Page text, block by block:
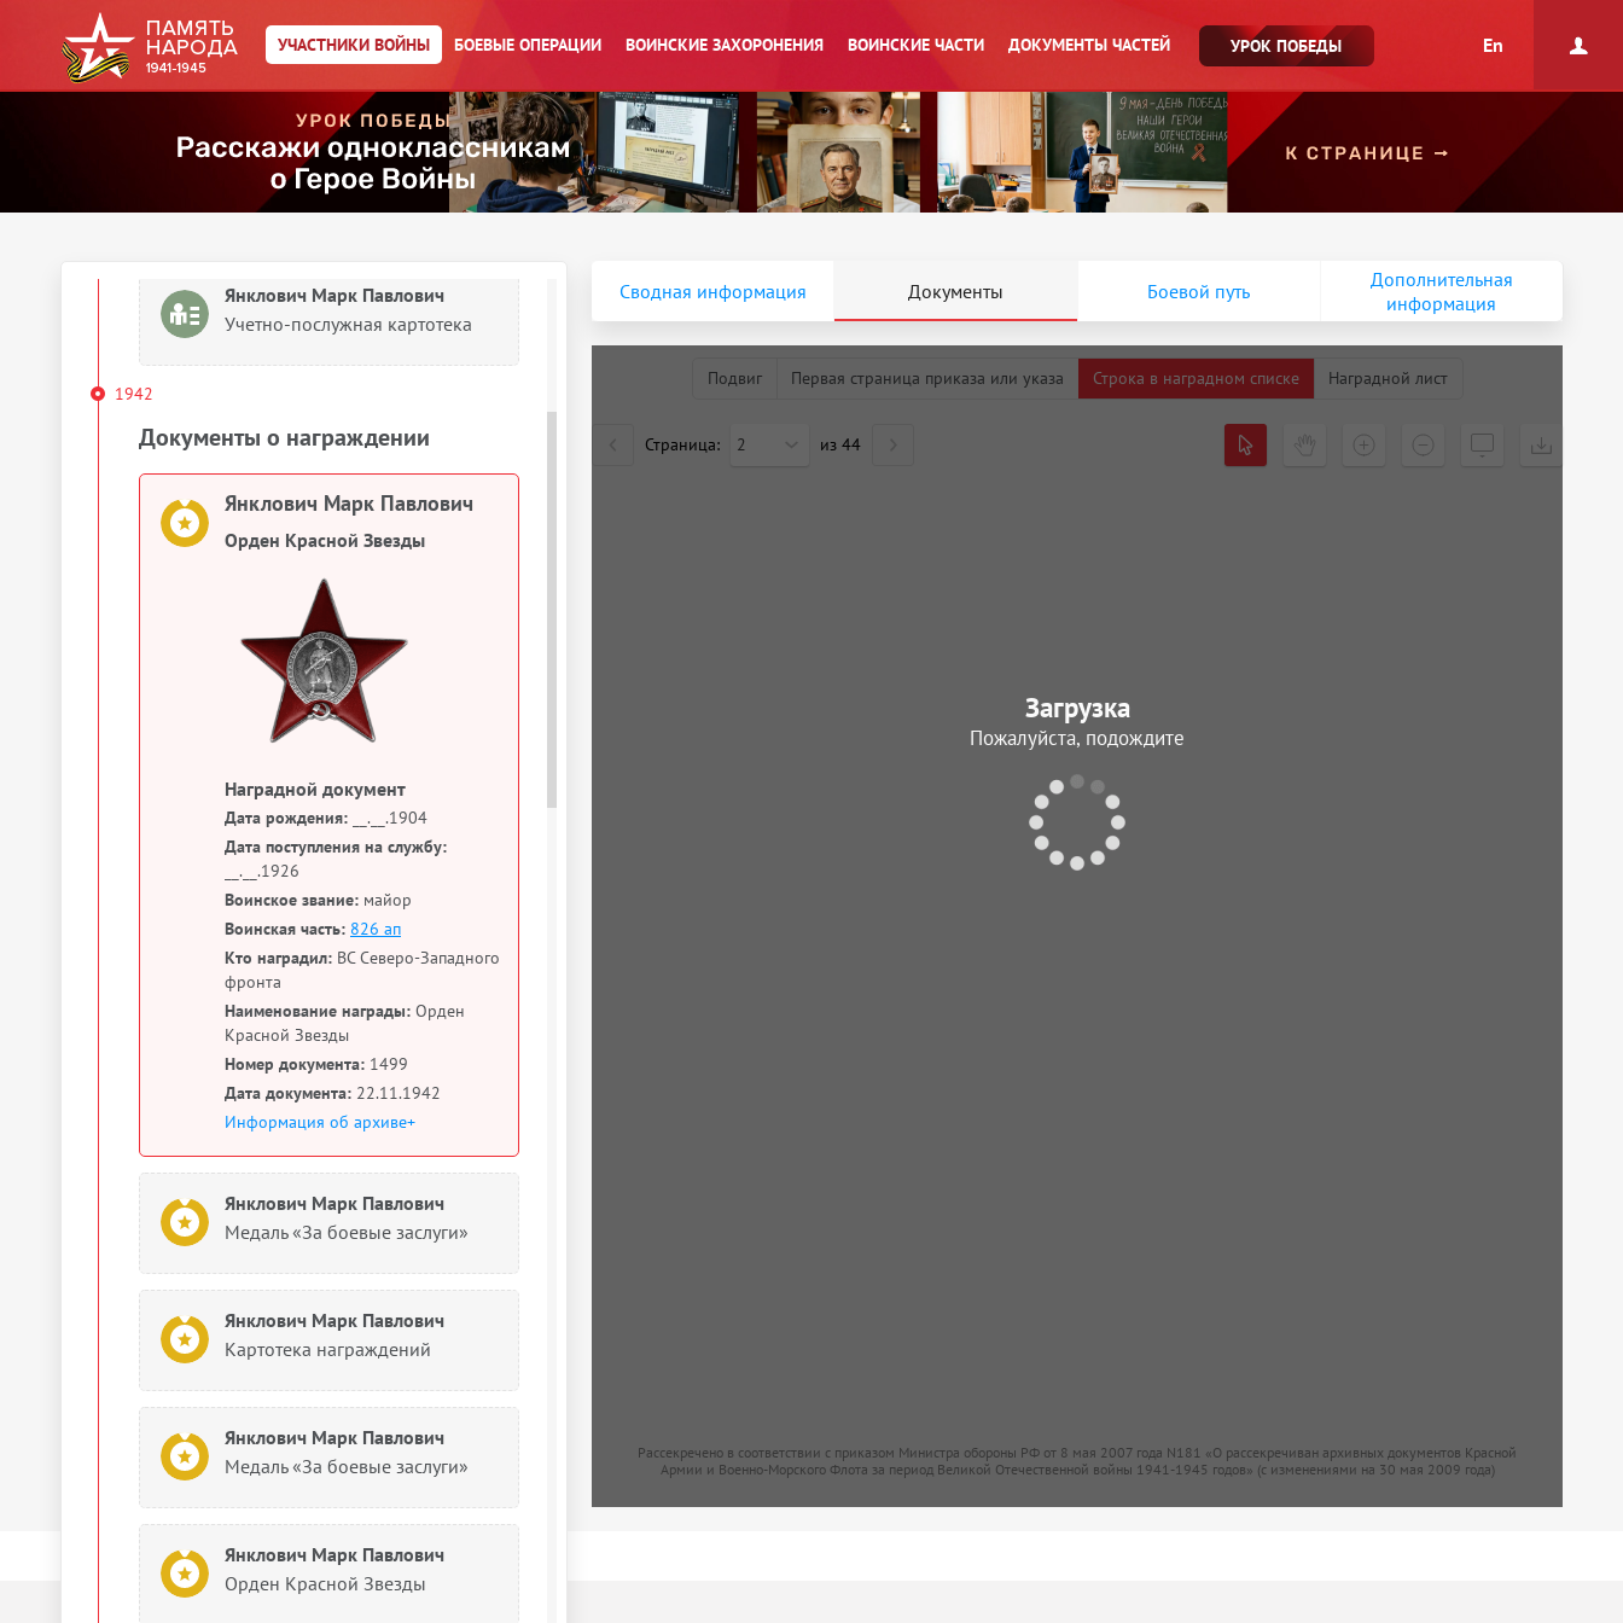
УЧАСТНИКИ ВОЙНЫ БОЕВЫЕ ОПЕРАЦИИ ВОИНСКИЕ ЗАХОРОНЕНИЯ ВОИНСКИЕ ЧАСТИ ДОКУМЕНТЫ ЧАСТЕЙ УРОК ПОБЕДЫ En
Упоминается в 32 документах, как
Янклович, Янилович
Выберите документ ниже
Янклович Марк Павлович
Учетно-послужная картотека
1942
Документы о награждении
Янклович Марк Павлович
Орден Красной Звезды
Наградной документ
Дата рождения: __.__.1904
Дата поступления на службу:
__.__.1926
Воинское звание: майор
Воинская часть: 826 ап
Кто наградил: ВС Северо-Западного
фронта
Наименование награды: Орден
Красной Звезды
Номер документа: 1499
Дата документа: 22.11.1942
Информация об архиве+
Янклович Марк Павлович
Медаль «За боевые заслуги»
Янклович Марк Павлович
Картотека награждений
Янклович Марк Павлович
Медаль «За боевые заслуги»
Янклович Марк Павлович
Орден Красной Звезды
Сводная информация Документы Боевой путь
Дополнительная
информация
Подвиг Первая страница приказа или указа Строка в наградном списке Наградной лист
Страница: 2 из 44
Рассекречено в соответствии с приказом Министра обороны РФ от 8 мая 2007 года N181 «О рассекречиван архивных документов Красной
Армии и Военно-Морского Флота за период Великой Отечественной войны 1941-1945 годов» (с изменениями на 30 мая 2009 года)
Загрузка
Пожалуйста, подождите